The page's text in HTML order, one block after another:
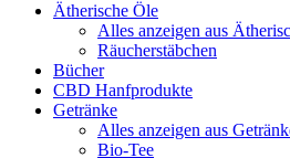
Ätherische Öle
Alles anzeigen aus
Räucherstäbchen
Bücher
CBD Hanfprodukte
Getränke
Alles anzeigen aus
Bio-Tee